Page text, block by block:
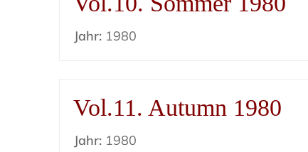
Jahr: 1980
Vol.11. Autumn 1980
Jahr: 1980